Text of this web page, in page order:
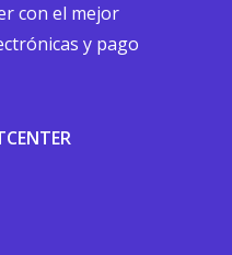
con el mejor
y pago